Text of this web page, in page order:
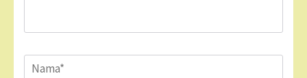
Name*